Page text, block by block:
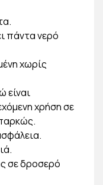
πάντα νερό
χωρίς
είναι
χρήση σε
σε δροσερό